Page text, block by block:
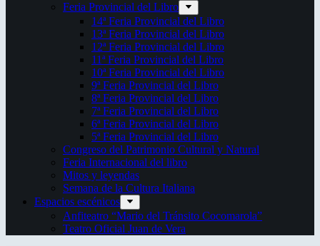
Feria Provincial del Libro
14ª Feria Provincial del Libro
13ª Feria Provincial del Libro
12ª Feria Provincial del Libro
11ª Feria Provincial del Libro
10ª Feria Provincial del Libro
9ª Feria Provincial del Libro
8ª Feria Provincial del Libro
7ª Feria Provincial del Libro
6ª Feria Provincial del Libro
5ª Feria Provincial del Libro
Congreso del Patrimonio Cultural y Natural
Feria Internacional del libro
Mitos y leyendas
Semana de la Cultura Italiana
Espacios escénicos
Anfiteatro “Mario del Tránsito Cocomarola”
Teatro Oficial Juan de Vera